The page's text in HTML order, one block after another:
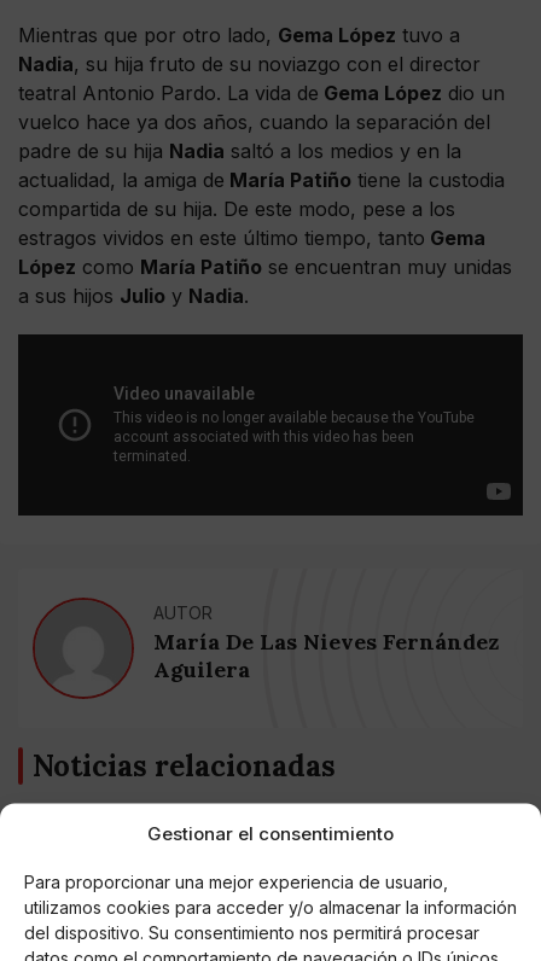
Gestionar el consentimiento
Para proporcionar una mejor experiencia de usuario,
utilizamos cookies para acceder y/o almacenar la información
del dispositivo. Su consentimiento nos permitirá procesar
Mientras que por otro lado, Gema López tuvo a
Nadia, su hija fruto de su noviazgo con el director
teatral Antonio Pardo. La vida de Gema López dio un
vuelco hace ya dos años, cuando la separación del
padre de su hija Nadia saltó a los medios y en la
actualidad, la amiga de María Patiño tiene la custodia
compartida de su hija. De este modo, pese a los
estragos vividos en este último tiempo, tanto Gema
López como María Patiño se encuentran muy unidas
a sus hijos Julio y Nadia.
AUTOR
María De Las Nieves Fernández
Aguilera
Noticias relacionadas
Mejores Cripto Casinos Online en
Online Casino
Mejores Casinos Online con Bitcoin y